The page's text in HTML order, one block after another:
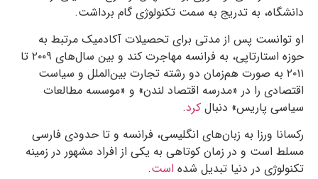
دانشگاه، به تدریج به سمت تکنولوژی گام برداشت.
او توانست پس از مدتی برای تحصیلات آکادمیک مرتبط به
حوزه استارتاپی، به فرانسه مهاجرت کند و بین سال‌های ۲۰۰۹ تا
۲۰۱۱ به صورت هم‌زمان دو رشته تجارت بین‌الملل و سیاست
اقتصادی را در «مدرسه اقتصاد لندن» و «موسسه‌ مطالعات
سیاسی پاریس» دنبالکرد.
رکسانا ورزا به زبان‌های انگلیسی، فرانسه و تا حدودی فارسی
مسلط است و در زمان کوتاهی به یکی از افراد مشهور در زمینه
تکنولوژی در دنیا تبدیل شدهاست.